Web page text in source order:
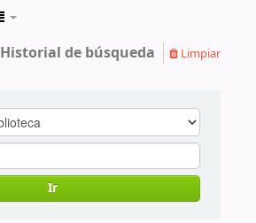
Historial de búsqueda Limpiar
Ir